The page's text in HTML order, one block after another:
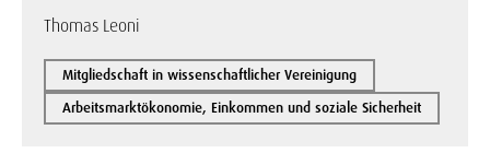
Thomas Leoni
Mitgliedschaft in wissenschaftlicher Vereinigung
Arbeitsmarktökonomie, Einkommen und soziale Sicherheit